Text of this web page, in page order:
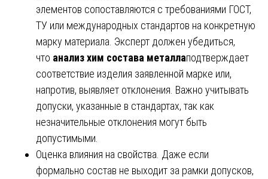
элементов сопоставляются с требованиями ГОСТ,
ТУ или международных стандартов на конкретную
марку материала. Эксперт должен убедиться,
что анализ хим состава металлаподтверждает
соответствие изделия заявленной марке или,
напротив, выявляет отклонения. Важно учитывать
допуски, указанные в стандартах, так как
незначительные отклонения могут быть
допустимыми.
Оценка влияния на свойства. Даже если
формально состав не выходит за рамки допусков,